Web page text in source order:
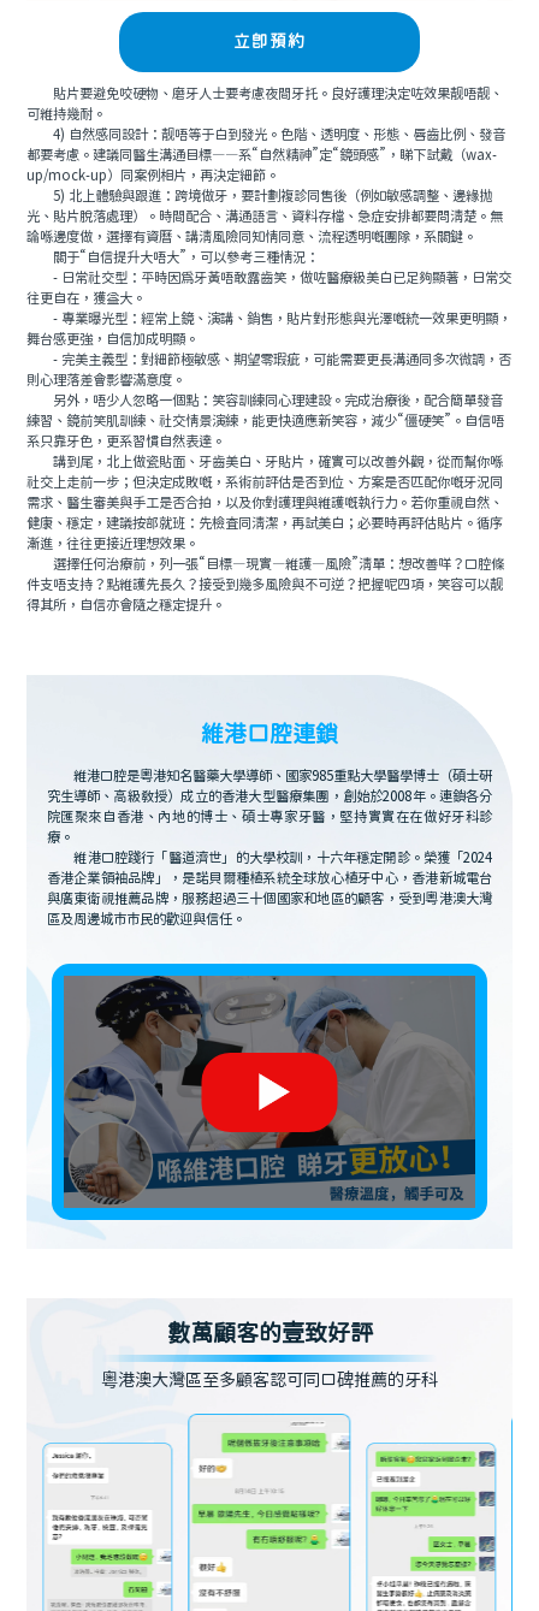
立即預約
貼片要避免咬硬物、磨牙人士要考慮夜間牙托。良好護理決定咗效果靓唔靓、
可維持幾耐。
4) 自然感同設計：靓唔等于白到發光。色階、透明度、形態、唇齒比例、發音
都要考慮。建議同醫生溝通目標——系“自然精神”定“鏡頭感”，睇下試戴（wax-
up/mock-up）同案例相片，再決定細節。
5) 北上體驗與跟進：跨境做牙，要計劃複診同售後（例如敏感調整、邊緣抛
光、貼片脫落處理）。時間配合、溝通語言、資料存檔、急症安排都要問清楚。無
論喺邊度做，選擇有資曆、講清風險同知情同意、流程透明嘅團隊，系關鍵。
關于“自信提升大唔大”，可以參考三種情況：
- 日常社交型：平時因爲牙黃唔敢露齒笑，做咗醫療級美白已足夠顯著，日常交
往更自在，獲益大。
- 專業曝光型：經常上鏡、演講、銷售，貼片對形態與光澤嘅統一效果更明顯，
舞台感更強，自信加成明顯。
- 完美主義型：對細節極敏感、期望零瑕疵，可能需要更長溝通同多次微調，否
則心理落差會影響滿意度。
另外，唔少人忽略一個點：笑容訓練同心理建設。完成治療後，配合簡單發音
練習、鏡前笑肌訓練、社交情景演練，能更快適應新笑容，減少“僵硬笑”。自信唔
系只靠牙色，更系習慣自然表達。
講到尾，北上做瓷貼面、牙齒美白、牙貼片，確實可以改善外觀，從而幫你喺
社交上走前一步；但決定成敗嘅，系術前評估是否到位、方案是否匹配你嘅牙況同
需求、醫生審美與手工是否合拍，以及你對護理與維護嘅執行力。若你重視自然、
健康、穩定，建議按部就班：先檢査同清潔，再試美白；必要時再評估貼片。循序
漸進，往往更接近理想效果。
選擇任何治療前，列一張“目標—現實—維護—風險”清單：想改善咩？口腔條
件支唔支持？點維護先長久？接受到幾多風險與不可逆？把握呢四項，笑容可以靓
得其所，自信亦會隨之穩定提升。
維港口腔連鎖
維港口腔是粵港知名醫藥大學導師、國家985重點大學醫學博士（碩士研
究生導師、高級教授）成立的香港大型醫療集團，創始於2008年。連鎖各分
院匯聚來自香港、內地的博士、碩士專家牙醫，堅持實實在在做好牙科診
療。
維港口腔踐行「醫道濟世」的大學校訓，十六年穩定開診。榮獲「2024
香港企業領袖品牌」，是諾貝爾種植系統全球放心植牙中心，香港新城電台
與廣東衛視推薦品牌，服務超過三十個國家和地區的顧客，受到粵港澳大灣
區及周邊城市市民的歡迎與信任。
數萬顧客的壹致好評
粵港澳大灣區至多顧客認可同口碑推薦的牙科